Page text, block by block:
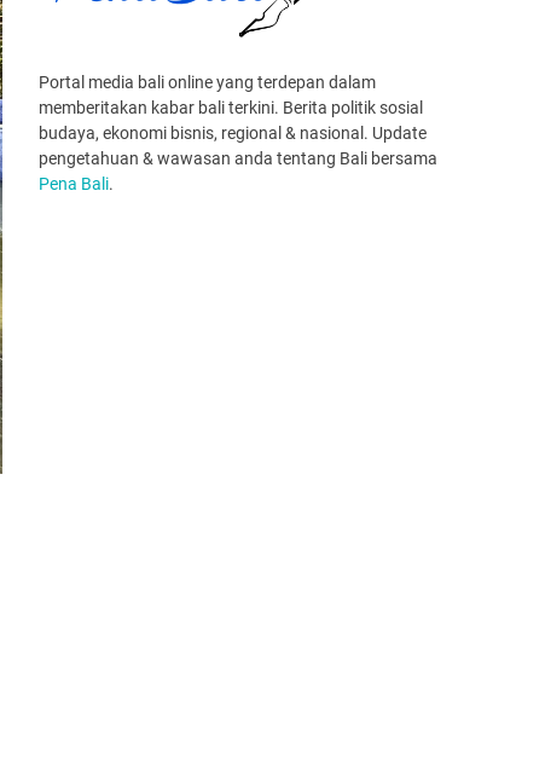
Portal media bali online yang terdepan dalam
memberitakan kabar bali terkini. Berita politik sosial
budaya, ekonomi bisnis, regional & nasional. Update
pengetahuan & wawasan anda tentang Bali bersama
Pena Bali.